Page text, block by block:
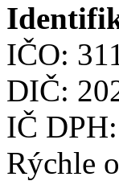
IČO:
DIČ:
IČ
Rýchle